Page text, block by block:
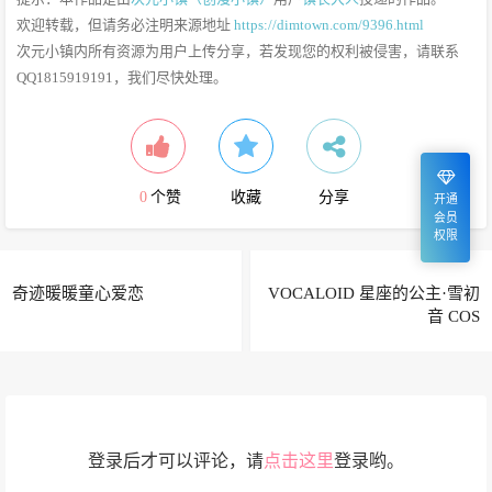
欢迎转载，但请务必注明来源地址 https://dimtown.com/9396.html
次元小镇内所有资源为用户上传分享，若发现您的权利被侵害，请联系
QQ1815919191，我们尽快处理。
0 个赞 收藏 分享
奇迹暖暖童心爱恋
VOCALOID 星座的公主·雪初
音 COS
登录后才可以评论，请点击这里登录哟。
开通
会员
权限